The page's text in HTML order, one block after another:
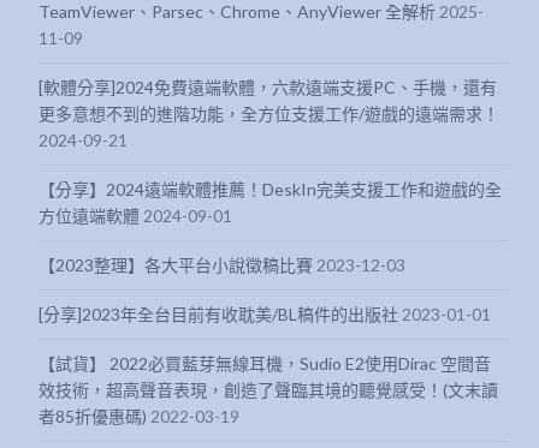
TeamViewer、Parsec、Chrome、AnyViewer 全解析 2025-
11-09
[軟體分享]2024免費遠端軟體，六款遠端支援PC、手機，還有
更多意想不到的進階功能，全方位支援工作/遊戲的遠端需求！
2024-09-21
【分享】2024遠端軟體推薦！DeskIn完美支援工作和遊戲的全
方位遠端軟體 2024-09-01
【2023整理】各大平台小說徵稿比賽 2023-12-03
[分享]2023年全台目前有收耽美/BL稿件的出版社 2023-01-01
【試貨】 2022必買藍芽無線耳機，Sudio E2使用Dirac 空間音
效技術，超高聲音表現，創造了聲臨其境的聽覺感受！(文末讀
者85折優惠碼) 2022-03-19